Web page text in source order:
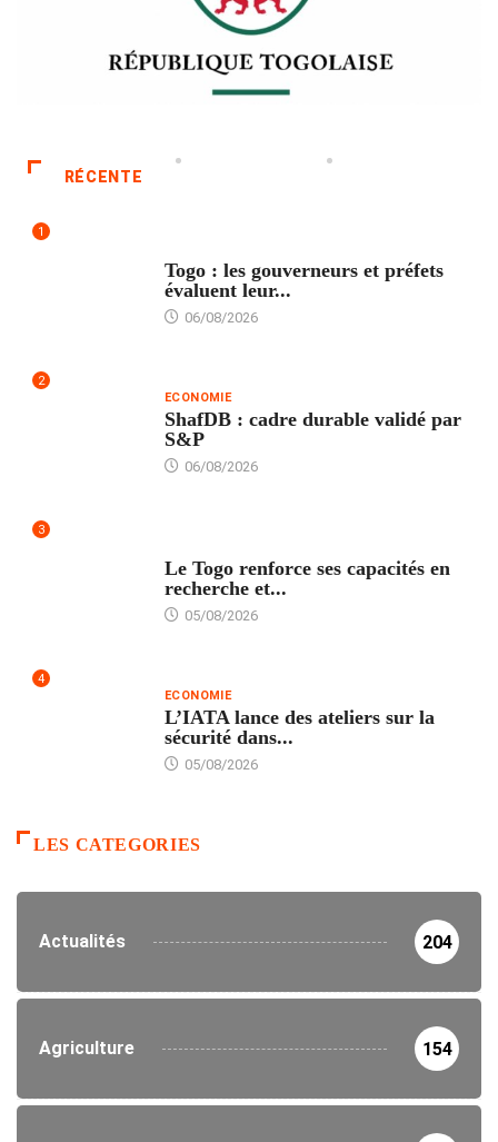
RÉCENTE
1
Togo : les gouverneurs et préfets
évaluent leur...
06/08/2026
2
ECONOMIE
ShafDB : cadre durable validé par
S&P
06/08/2026
3
Le Togo renforce ses capacités en
recherche et...
05/08/2026
4
ECONOMIE
L’IATA lance des ateliers sur la
sécurité dans...
05/08/2026
LES CATEGORIES
Actualités 204
Agriculture 154